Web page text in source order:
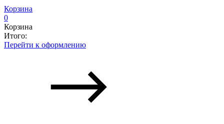
Корзина
0
Корзина
Итого:
Перейти к оформлению